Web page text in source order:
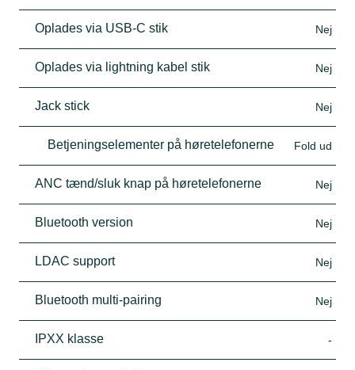
Oplades via USB-C stik Nej
Oplades via lightning kabel stik Nej
Jack stick Nej
Betjeningselementer på høretelefonerne Fold ud
ANC tænd/sluk knap på høretelefonerne Nej
Bluetooth version Nej
LDAC support Nej
Bluetooth multi-pairing Nej
IPXX klasse -